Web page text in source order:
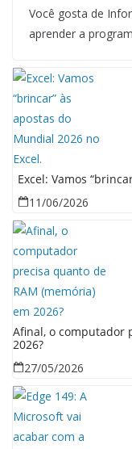
Você gosta de
aprender a
Excel: Vamos
11/06/2026
Afinal, o computador
2026?
27/05/2026